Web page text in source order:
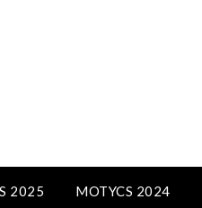
2025 MOTYCS 2024